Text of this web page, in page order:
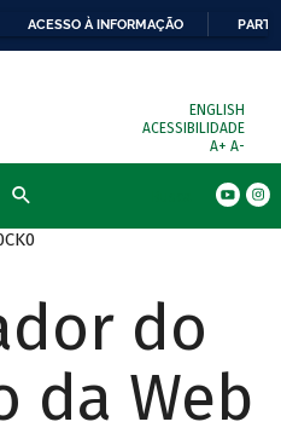
ACESSO À INFORMAÇÃO
ENGLISH
ACESSIBILIDADE
A+ A-
do
da Web